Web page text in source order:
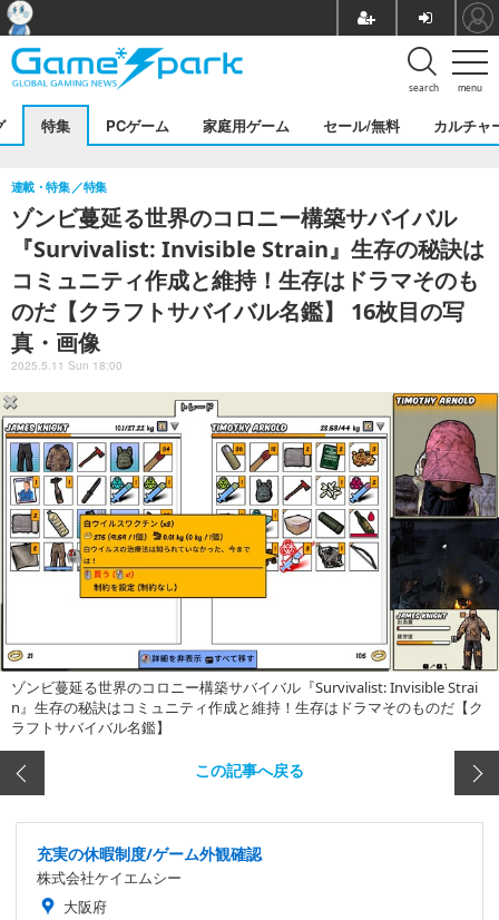
menu
search
特集 PCゲーム 家庭用ゲーム セール/無料 カルチャ
ゾンビ蔓延る世界のコロニー構築サバイバル
『Survivalist: Invisible Strain』生存の秘訣は
コミュニティ作成と維持！生存はドラマそのも
のだ【クラフトサバイバル名鑑】 16枚目の写
真・画像
連載・特集 特集
2025.5.11 Sun 18:00
ゾンビ蔓延る世界のコロニー構築サバイバル『Survivalist: Invisible Strai
n』生存の秘訣はコミュニティ作成と維持！生存はドラマそのものだ【ク
ラフトサバイバル名鑑】
この記事へ戻る
充実の休暇制度/ゲーム外観確認
株式会社ケイエムシー
大阪府